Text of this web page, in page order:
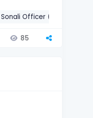
Sonali Officer (Cash)-2013
85